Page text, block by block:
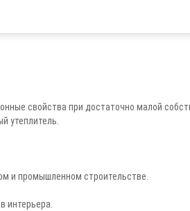
свойства при достаточно малой
утеплитель.
и промышленном строительстве.
интерьера.